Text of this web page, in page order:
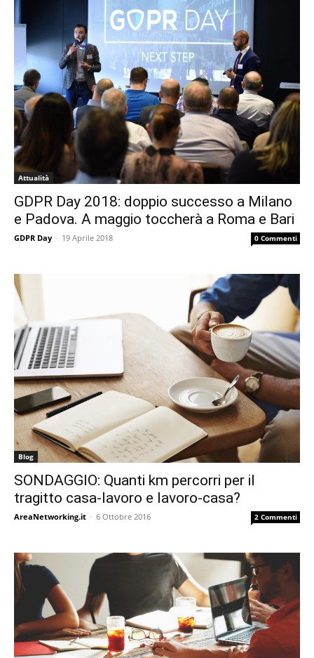
Attualità
GDPR Day 2018: doppio successo a Milano
e Padova. A maggio toccherà a Roma e Bari
GDPR Day - 19 Aprile 2018 0 Commenti
Blog
SONDAGGIO: Quanti km percorri per il
tragitto casa-lavoro e lavoro-casa?
AreaNetworking.it - 6 Ottobre 2016 2 Commenti